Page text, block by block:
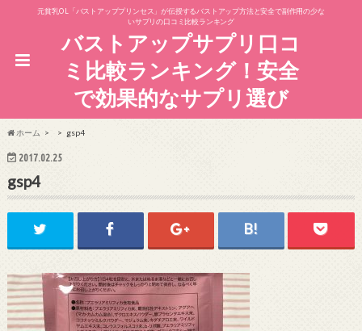
元貧乳OL「バストアッププリンセス」が伝授するバストアップ方法と安全で副作用の少な
いサプリの口コミ比較ランキング
バストアップサプリ口コ
ミ比較ランキング！安全
で効果的なサプリ選び
ホーム gsp4
2017.02.25
gsp4